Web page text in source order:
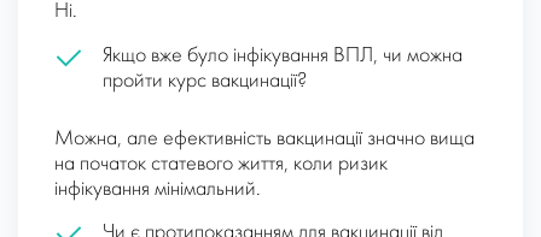
Ні.
Якщо вже було інфікування ВПЛ, чи можна
пройти курс вакцинації?
Можна, але ефективність вакцинації значно вища
на початок статевого життя, коли ризик
інфікування мінімальний.
Чи є протипоказанням для вакцинації від